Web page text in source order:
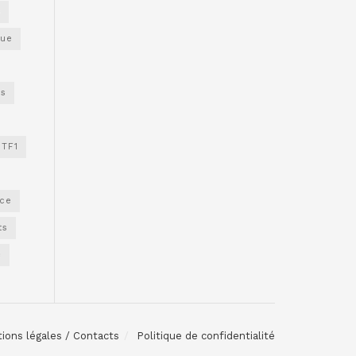
TF1
légales / Contacts Politique de confidentialité